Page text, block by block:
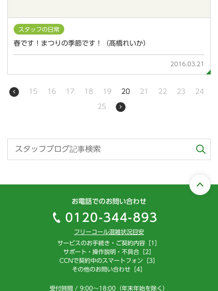
スタッフの日常
春です！まつりの季節です！（髙橋れいか）
2016.03.21
15 16 17 18 19 20 21 22 23 24
25
お電話でのお問い合わせ
0120-344-893
フリーコール混雑状況目安
サービスのお手続き・ご契約内容［1］
サポート・操作説明・不具合［2］
CCNで契約中のスマートフォン［3］
その他のお問い合わせ［4］
受付時間 / 9:00～18:00（年末年始を除く）